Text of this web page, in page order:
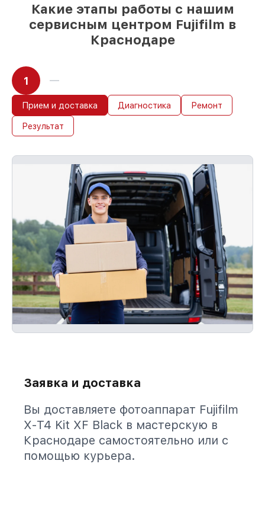
немедленном начале работ
Какие этапы работы с нашим
сервисным центром Fujifilm в
Краснодаре
1
Прием и доставка Диагностика Ремонт
Результат
Заявка и доставка
Вы доставляете фотоаппарат Fujifilm
X-T4 Kit XF Black в мастерскую в
Краснодаре самостоятельно или с
помощью курьера.